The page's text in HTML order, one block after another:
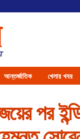
আন্তর্জাতিক খেলার খবর
পর